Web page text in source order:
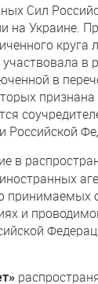
Сил
на Украине.
в
в
Российской
в
и